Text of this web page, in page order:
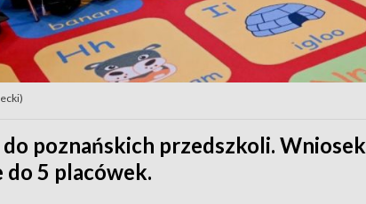
do poznańskich przedszkoli. Wniosek
do 5 placówek.